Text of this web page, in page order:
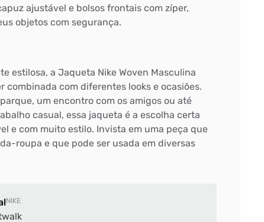
ajustável e bolsos frontais com zíper,
objetos com segurança.
estilosa, a Jaqueta Nike Woven Masculina
combinada com diferentes looks e ocasiões.
um encontro com os amigos ou até
casual, essa jaqueta é a escolha certa
e com muito estilo. Invista em uma peça que
roupa e que pode ser usada em diversas
NIKE